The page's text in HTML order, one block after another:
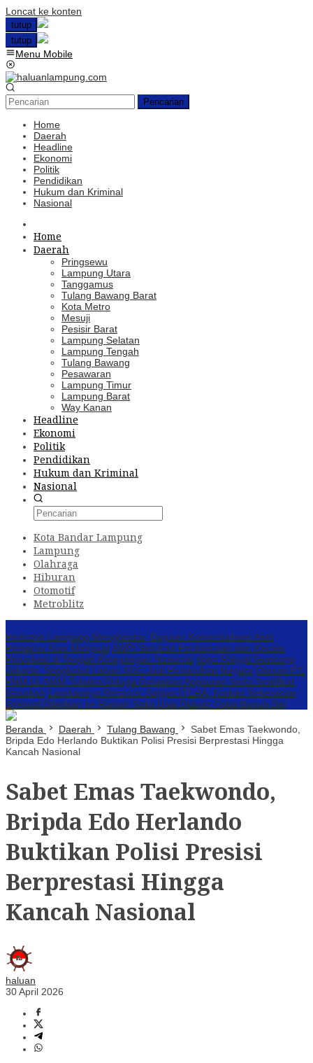
Loncat ke konten
tutup
tutup
Menu Mobile
Pencarian
Home
Daerah
Headline
Ekonomi
Politik
Pendidikan
Hukum dan Kriminal
Nasional
Home
Daerah
Pringsewu
Lampung Utara
Tanggamus
Tulang Bawang Barat
Kota Metro
Mesuji
Pesisir Barat
Lampung Selatan
Lampung Tengah
Tulang Bawang
Pesawaran
Lampung Timur
Lampung Barat
Way Kanan
Headline
Ekonomi
Politik
Pendidikan
Hukum dan Kriminal
Nasional
Kota Bandar Lampung
Lampung
Olahraga
Hiburan
Otomotif
Metroblitz
Perbakin Lampung Menghindar, Dugaan Komersialisasi Aset
Pemprov Kian MenguatAWPI Serukan Perdamaian dan Kecam
Provokasi di Tengah Ketegangan Nasional Triga Rakyat Guncang
Jakarta: Sengkarut Lahan SGC Jadi Pertaruhan Negara Oknum PT.
PNM ULAMM Tubaba Diduga Gelapkan Angsuran Serta Sertifikat
Nasabah Lambannya Respons Satgas ITERA, Korban Kekerasan
Seksual Dilarikan ke Rumah Sakit Usai Diduga Coba Bunuh Diri
Beranda Daerah Tulang Bawang
Sabet Emas Taekwondo,
Bripda Edo Herlando Buktikan Polisi Presisi Berprestasi Hingga
Kancah Nasional
Sabet Emas Taekwondo,
Bripda Edo Herlando
Buktikan Polisi Presisi
Berprestasi Hingga
Kancah Nasional
haluan
30 April 2026